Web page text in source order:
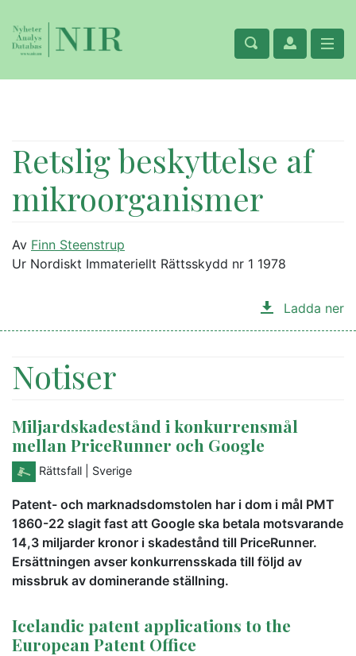
Retslig beskyttelse af
mikroorganismer
Av Finn Steenstrup
Ur Nordiskt Immateriellt Rättsskydd nr 1 1978
Ladda ner
Notiser
Miljardskadestånd i konkurrensmål
mellan PriceRunner och Google
Rättsfall | Sverige
Patent- och marknadsdomstolen har i dom i mål PMT
1860-22 slagit fast att Google ska betala motsvarande
14,3 miljarder kronor i skadestånd till PriceRunner.
Ersättningen avser konkurrensskada till följd av
missbruk av dominerande ställning.
Icelandic patent applications to the
European Patent Office